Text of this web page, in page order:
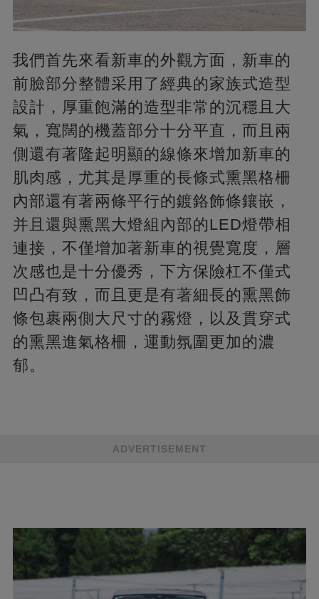
我們首先來看新車的外觀方面，新車的
前臉部分整體采用了經典的家族式造型
設計，厚重飽滿的造型非常的沉穩且大
氣，寬闊的機蓋部分十分平直，而且兩
側還有著隆起明顯的線條來增加新車的
肌肉感，尤其是厚重的長條式熏黑格柵
內部還有著兩條平行的鍍鉻飾條鑲嵌，
并且還與熏黑大燈組內部的LED燈帶相
連接，不僅增加著新車的視覺寬度，層
次感也是十分優秀，下方保險杠不僅式
凹凸有致，而且更是有著細長的熏黑飾
條包裹兩側大尺寸的霧燈，以及貫穿式
的熏黑進氣格柵，運動氛圍更加的濃
郁。
ADVERTISEMENT